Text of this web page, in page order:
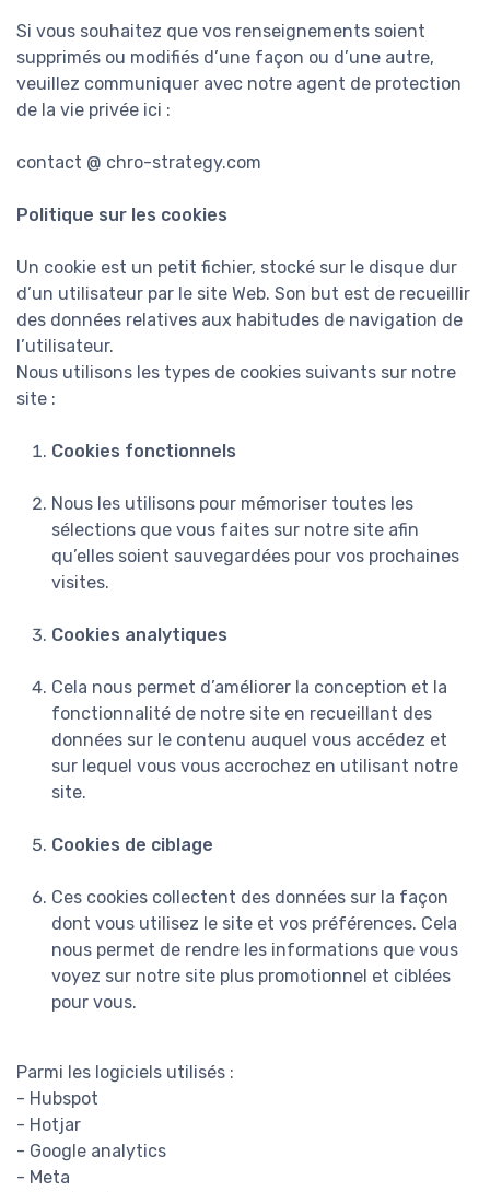
Si vous souhaitez que vos renseignements soient
supprimés ou modifiés d’une façon ou d’une autre,
veuillez communiquer avec notre agent de protection
de la vie privée ici :
contact @ chro-strategy.com
Politique sur les cookies
Un cookie est un petit fichier, stocké sur le disque dur
d’un utilisateur par le site Web. Son but est de recueillir
des données relatives aux habitudes de navigation de
l’utilisateur.
Nous utilisons les types de cookies suivants sur notre
site :
Cookies fonctionnels
Nous les utilisons pour mémoriser toutes les
sélections que vous faites sur notre site afin
qu’elles soient sauvegardées pour vos prochaines
visites.
Cookies analytiques
Cela nous permet d’améliorer la conception et la
fonctionnalité de notre site en recueillant des
données sur le contenu auquel vous accédez et
sur lequel vous vous accrochez en utilisant notre
site.
Cookies de ciblage
Ces cookies collectent des données sur la façon
dont vous utilisez le site et vos préférences. Cela
nous permet de rendre les informations que vous
voyez sur notre site plus promotionnel et ciblées
pour vous.
Parmi les logiciels utilisés :
- Hubspot
- Hotjar
- Google analytics
- Meta